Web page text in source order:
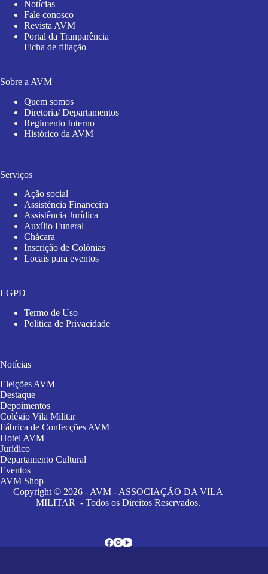
Notícias
Fale conosco
Revista AVM
Portal da Tranparência
Ficha de filiação
Sobre a AVM
Quem somos
Diretoria/ Departamentos
Regimento Interno
Histórico da AVM
Serviços
Ação social
Assistência Financeira
Assistência Jurídica
Auxílio Funeral
Chácara
Inscrição de Colônias
Locais para eventos
LGPD
Termo de Uso
Política de Privacidade
Notícias
Eleições AVM
Destaque
Depoimentos
Colégio Vila Militar
Fábrica de Confecções AVM
Hotel AVM
Jurídico
Departamento Cultural
Eventos
AVM Shop
Copyright © 2026 - AVM - ASSOCIAÇÃO DA VILA
MILITAR - Todos os Direitos Reservados.